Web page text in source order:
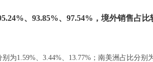
、93.85%、97.54%，境外销售占比
为1.59%、3.44%、13.77%；南美洲占比分别